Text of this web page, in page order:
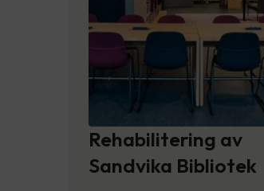
Rehabilitering av
Sandvika Bibliotek